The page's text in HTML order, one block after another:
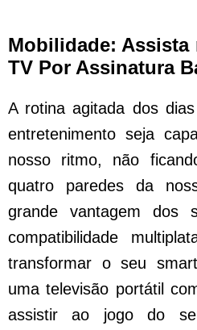
Mobilidade: Assista
TV Por Assinatura
A rotina agitada dos
entretenimento seja
nosso ritmo, não
quatro paredes da
grande vantagem dos
compatibilidade
transformar o seu
uma televisão portátil
assistir ao jogo do